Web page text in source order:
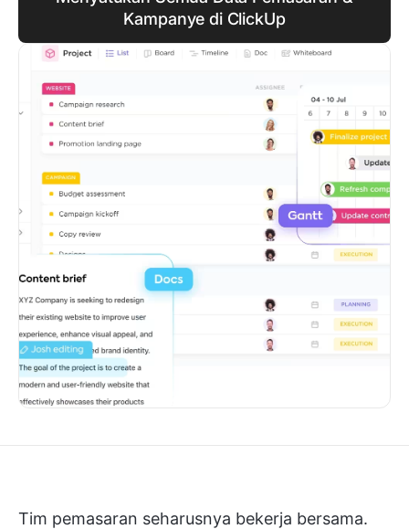
Kampanye di ClickUp
Tim pemasaran seharusnya bekerja bersama.